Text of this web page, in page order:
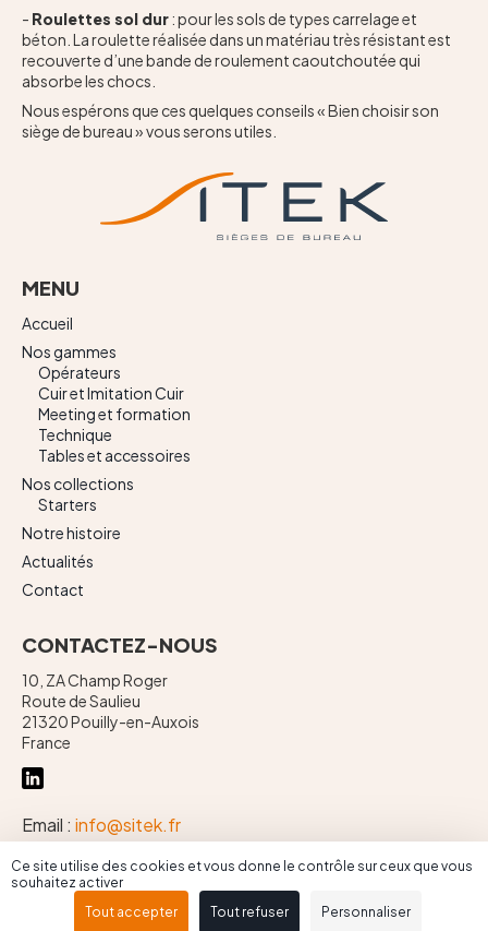
Ce site utilise des cookies et vous donne le contrôle sur ceux que vous
souhaitez activer
Tout accepter
Tout refuser Personnaliser
- Roulettes sol dur: pour les sols de types carrelage et
béton. La roulette réalisée dans un matériau très résistant est
recouverte d’une bande de roulement caoutchoutée qui
absorbe les chocs.
Nous espérons que ces quelques conseils « Bien choisir son
siège de bureau » vous serons utiles.
MENU
Accueil
Nos gammes
Opérateurs
Cuir et Imitation Cuir
Meeting et formation
Technique
Tables et accessoires
Nos collections
Starters
Notre histoire
Actualités
Contact
CONTACTEZ-NOUS
10, ZA Champ Roger
Route de Saulieu
21320 Pouilly-en-Auxois
France
Email : info@sitek.fr
Mentions légales